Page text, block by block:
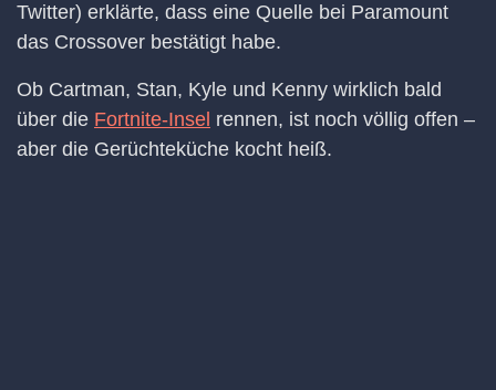
Twitter) erklärte, dass eine Quelle bei Paramount
das Crossover bestätigt habe.
Ob Cartman, Stan, Kyle und Kenny wirklich bald
über die Fortnite-Insel rennen, ist noch völlig offen –
aber die Gerüchteküche kocht heiß.